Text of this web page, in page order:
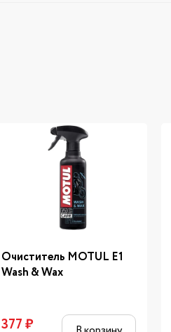
Очиститель MOTUL E1
Wash & Wax
377₽